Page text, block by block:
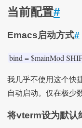
当前配置#
Emacs启动方式#
bind = $mainMod
我几乎不使用这个快
自动启动。仅在极少
将vterm设为默认